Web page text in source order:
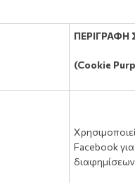
ΠΕΡΙΓΡΑΦΗ
(Cookie
Facebook
διαφημίσεων